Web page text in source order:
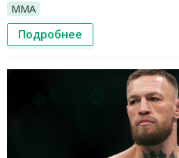
ММА
Подробнее